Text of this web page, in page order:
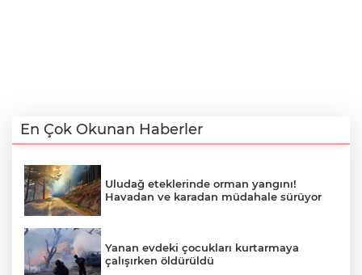
En Çok Okunan Haberler
Uludağ eteklerinde orman yangını!
Havadan ve karadan müdahale sürüyor
Yanan evdeki çocukları kurtarmaya
çalışırken öldürüldü